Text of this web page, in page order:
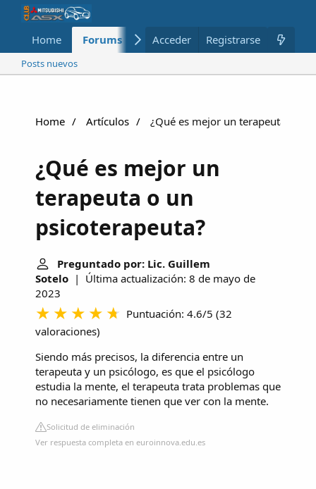
Home Forums Nuevo Miembros
Acceder Registrarse
Posts nuevos
Home Artículos ¿Qué es mejor un terapeuta o un
¿Qué es mejor un
terapeuta o un
psicoterapeuta?
Preguntado por: Lic. Guillem
Sotelo | Última actualización: 8 de mayo de
2023
Puntuación: 4.6/5 (32
valoraciones)
Siendo más precisos, la diferencia entre un
terapeuta y un psicólogo, es que el psicólogo
estudia la mente, el terapeuta trata problemas que
no necesariamente tienen que ver con la mente.
Solicitud de eliminación
Ver respuesta completa en euroinnova.edu.es